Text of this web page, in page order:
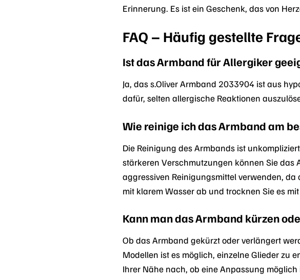
Erinnerung. Es ist ein Geschenk, das von
FAQ – Häufig gestellte
Ist das Armband für Allergiker
Ja, das s.Oliver Armband 2033904 ist aus
dafür, selten allergische Reaktionen
Wie reinige ich das Armband am
Die Reinigung des Armbands ist
stärkeren Verschmutzungen können Sie das
aggressiven Reinigungsmittel verwenden,
mit klarem Wasser ab und trocknen Sie es
Kann man das Armband kürzen
Ob das Armband gekürzt oder verlängert
Modellen ist es möglich, einzelne Glieder zu
Ihrer Nähe nach, ob eine Anpassung